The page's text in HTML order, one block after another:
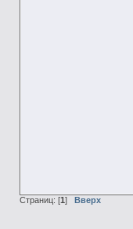
Страниц: [1 ] Вверх